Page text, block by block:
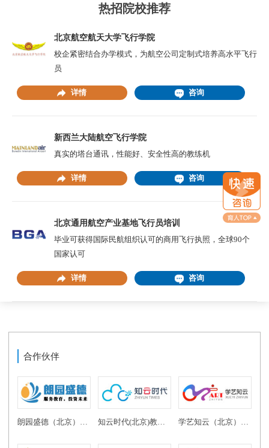
热招院校推荐
北京航空航天大学飞行学院
校企紧密结合办学模式，为航空公司定制式培养高水平飞行
员
详情 咨询
新西兰大陆航空飞行学院
真实的塔台通讯，性能好、安全性高的教练机
详情 咨询
北京通用航空产业基地飞行员培训
毕业可获得国际民航组织认可的商用飞行执照，全球90个
国家认可
详情 咨询
合作伙伴